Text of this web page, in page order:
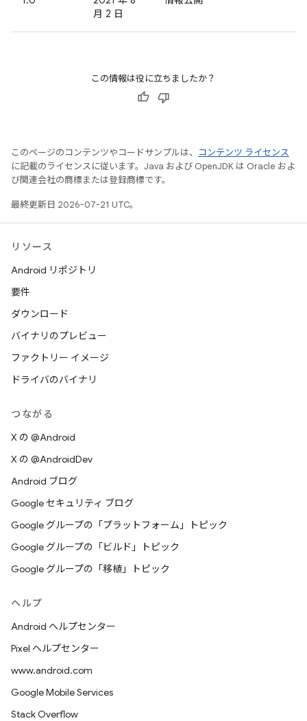
月 2 日
この情報は役に立ちましたか？
このページのコンテンツやコードサンプルは、
コンテンツ ライセンス
に記載のライセンスに従います。Java および OpenJDK は Oracle およ
び関連会社の商標または登録商標です。
最終更新日 2026-07-21 UTC。
リソース
Android リポジトリ
要件
ダウンロード
バイナリのプレビュー
ファクトリー イメージ
ドライバのバイナリ
つながる
X の @Android
X の @AndroidDev
Android ブログ
Google セキュリティ ブログ
Google グループの「プラットフォーム」トピック
Google グループの「ビルド」トピック
Google グループの「移植」トピック
ヘルプ
Android ヘルプセンター
Pixel ヘルプセンター
www.android.com
Google Mobile Services
Stack Overflow